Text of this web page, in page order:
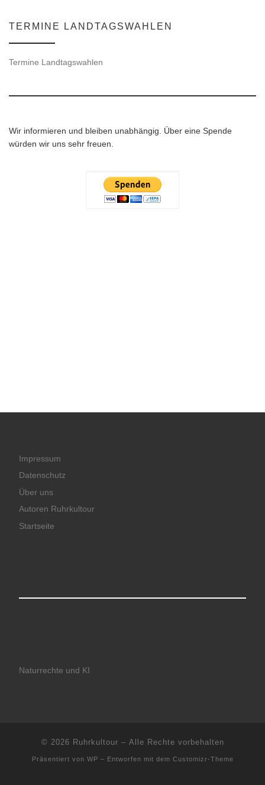
TERMINE LANDTAGSWAHLEN
Termine Landtagswahlen
Wir informieren und bleiben unabhängig. Über eine Spende
würden wir uns sehr freuen.
Impressum
Datenschutz
Über uns
Autoren Ruhrkultour
Startseite
Naturrechte und KI
© 2026 Ruhrkultour – Alle Rechte vorbehalten
Präsentiert von WP – Entworfen mit dem Customizr-Theme